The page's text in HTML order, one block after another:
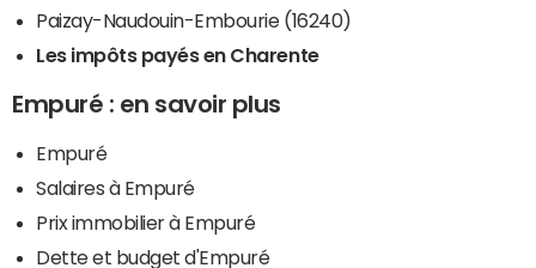
Paizay-Naudouin-Embourie (16240)
Les impôts payés en Charente
Empuré : en savoir plus
Empuré
Salaires à Empuré
Prix immobilier à Empuré
Dette et budget d'Empuré